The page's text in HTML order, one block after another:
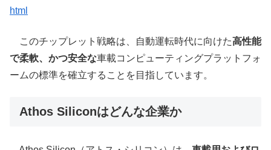
html
このチップレット戦略は、自動運転時代に向けた高性能
で柔軟、かつ安全な車載コンピューティングプラットフォ
ームの標準を確立することを目指しています。
Athos Siliconはどんな企業か